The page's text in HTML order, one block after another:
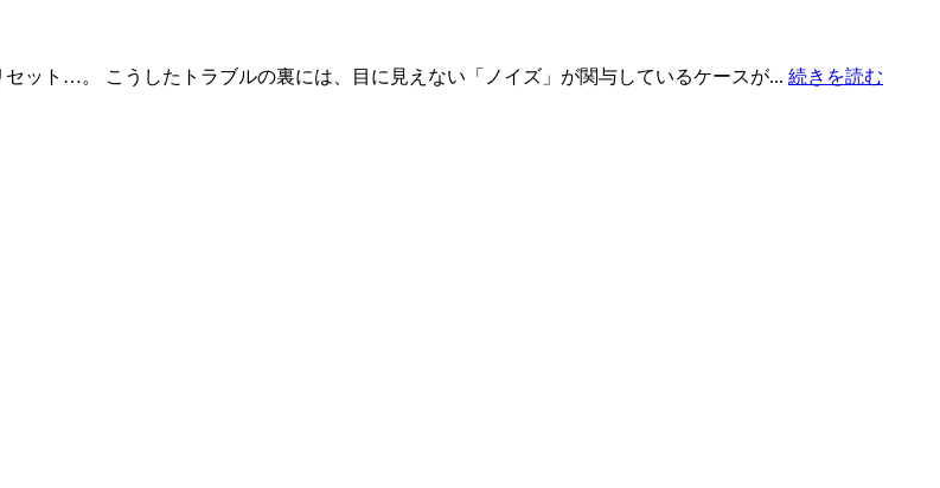
ット…。 こうしたトラブルの裏には、目に見えない「ノイズ」が関与しているケースが... 続きを読む